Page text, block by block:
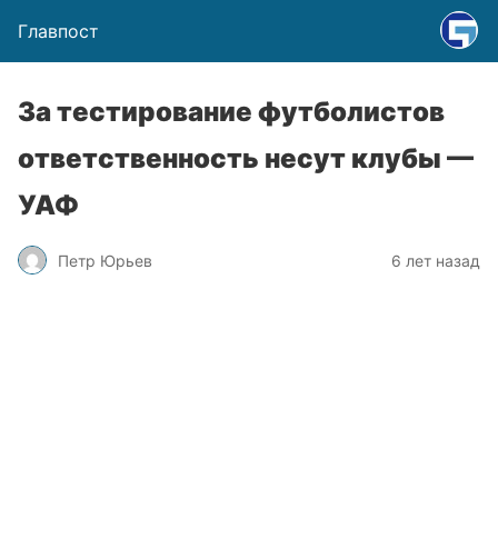
Главпост
За тестирование футболистов
ответственность несут клубы —
УАФ
Петр Юрьев 6 лет назад